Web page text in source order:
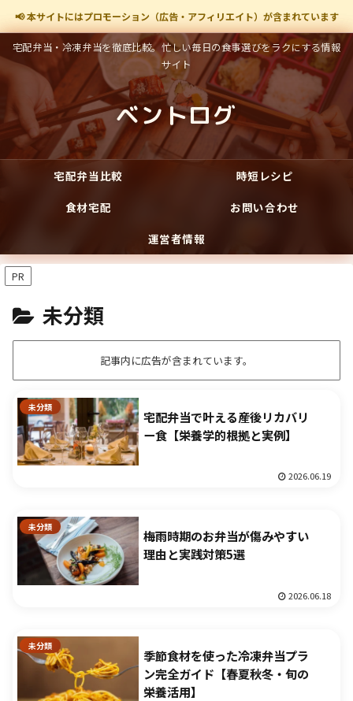
📢 本サイトにはプロモーション（広告・アフィリエイト）が含まれています
宅配弁当・冷凍弁当を徹底比較。忙しい毎日の食事選びをラクにする情報
サイト
ベントログ
宅配弁当比較
時短レシピ
食材宅配
お問い合わせ
運営者情報
PR
未分類
記事内に広告が含まれています。
未分類
宅配弁当で叶える産後リカバリ
ー食【栄養学的根拠と実例】
2026.06.19
未分類
梅雨時期のお弁当が傷みやすい
理由と実践対策5選
2026.06.18
未分類
季節食材を使った冷凍弁当プラ
ン完全ガイド【春夏秋冬・旬の
栄養活用】